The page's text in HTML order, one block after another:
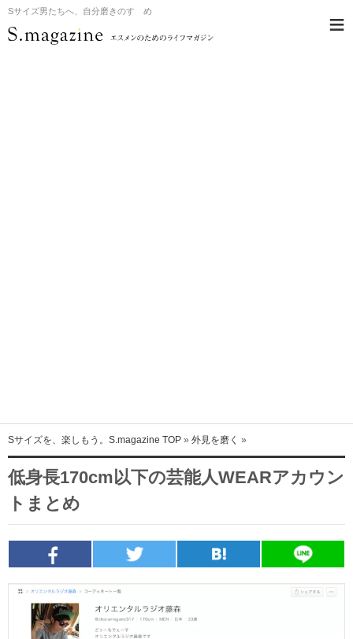
Sサイズ男たちへ、自分磨きのすゝめ ≡
トップ
注目記事
ファッション特集
外見を磨く
Sサイズを、楽しもう。S.magazine TOP » 外見を磨く »
低身長170cm以下の芸能人WEARアカウン
トまとめ